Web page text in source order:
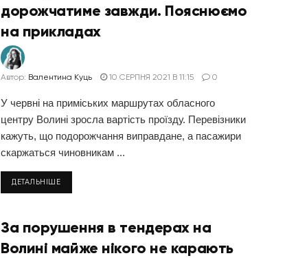
дорожчатиме завжди. Пояснюємо
на прикладах
Автор: Валентина Куць 10 СЕРПНЯ 2021 В 11:15 0
У червні на приміських маршрутах обласного
центру Волині зросла вартість проїзду. Перевізники
кажуть, що подорожчання виправдане, а пасажири
скаржаться чиновникам ...
ДЕТАЛЬНІШЕ
За порушення в тендерах на
Волині майже нікого не карають